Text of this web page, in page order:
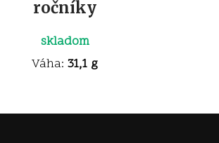
ročníky
skladom
Váha: 31,1 g